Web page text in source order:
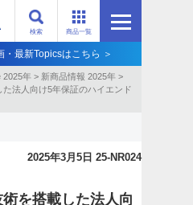
商品一覧
検索
最新Topicsはこちら ＞
2025年 > 新商品情報 2025年 >
法人向け5年保証のハイエンド
2025年3月5日 25-NR024
を搭載した法人向